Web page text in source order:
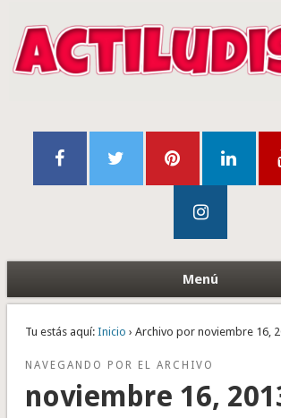
Menú
Tu estás aquí: Inicio › Archivo por noviembre 16,
NAVEGANDO POR EL ARCHIVO
noviembre 16,